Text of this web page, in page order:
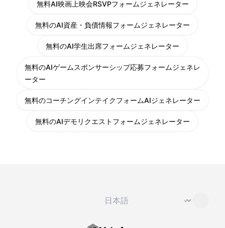
無料AI映画上映会RSVPフォームジェネレーター
無料のAI資産・負債情報フォームジェネレーター
無料のAI学生出席フォームジェネレーター
無料のAIゲームスポンサーシップ応募フォームジェネレ
ーター
無料のコーチングインテイクフォームAIジェネレーター
無料のAIデモリクエストフォームジェネレーター
言語を変更 ⌄